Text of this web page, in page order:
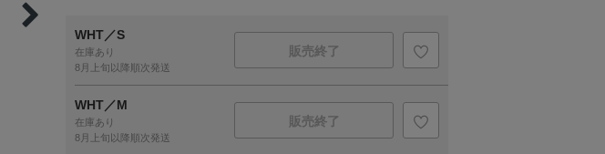
WHT／S
在庫あり
8月上旬以降順次発送
販売終了
WHT／M
在庫あり
8月上旬以降順次発送
販売終了